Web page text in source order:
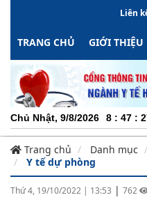
Liên
TRANG CHỦ GIỚI THIỆU
Chủ Nhật, 9/8/2026 8 : 47 :
CHUYÊN NGHIỆP -
Trang chủ Danh mục
Y tế dự phòng
Thứ 4, 19/10/2022 | 13:53 | 762